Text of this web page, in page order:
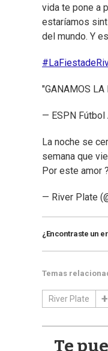
vida te pone a
estaríamos
del mundo. Y
"GANAMOS
— ESPN Fútbol
La noche se
semana que
Por este amor
— River Plate
¿Encontraste un
Temas
River Plate
Te